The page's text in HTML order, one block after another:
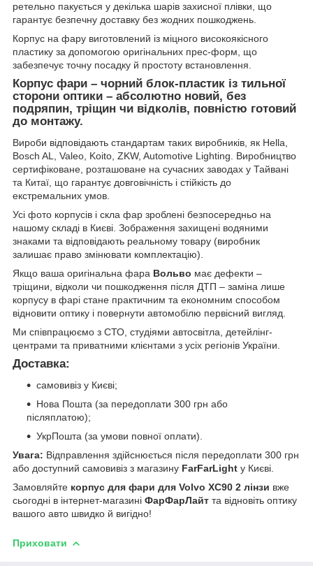
ретельно пакується у декілька шарів захисної плівки, що
гарантує безпечну доставку без жодних пошкоджень.
Корпус на фару виготовлений із міцного високоякісного
пластику за допомогою оригінальних прес-форм, що
забезпечує точну посадку й простоту встановлення.
Корпус фари – чорний блок-пластик із тильної
сторони оптики – абсолютно новий, без
подряпин, тріщин чи відколів, повністю готовий
до монтажу.
Вироби відповідають стандартам таких виробників, як Hella,
Bosch AL, Valeo, Koito, ZKW, Automotive Lighting. Виробництво
сертифіковане, розташоване на сучасних заводах у Тайвані
та Китаї, що гарантує довговічність і стійкість до
екстремальних умов.
Усі фото корпусів і скла фар зроблені безпосередньо на
нашому складі в Києві. Зображення захищені водяними
знаками та відповідають реальному товару (виробник
залишає право змінювати комплектацію).
Якщо ваша оригінальна фара Вольво має дефекти –
тріщини, відколи чи пошкодження після ДТП – заміна лише
корпусу в фарі стане практичним та економним способом
відновити оптику і повернути автомобілю первісний вигляд.
Ми співпрацюємо з СТО, студіями автосвітла, детейлінг-
центрами та приватними клієнтами з усіх регіонів України.
Доставка:
самовивіз у Києві;
Нова Пошта (за передоплати 300 грн або
післяплатою);
УкрПошта (за умови повної оплати).
Увага: Відправлення здійснюється після передоплати 300 грн
або доступний самовивіз з магазину FarFarLight у Києві.
Замовляйте корпус для фари для Volvo XC90 2 лінзи вже
сьогодні в інтернет-магазині ФарФарЛайт та відновіть оптику
вашого авто швидко й вигідно!
Приховати